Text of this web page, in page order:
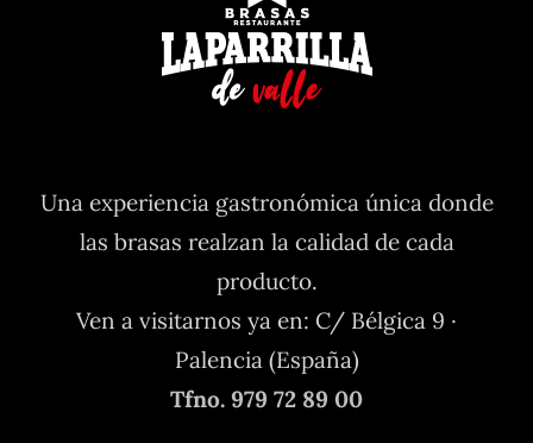
Una experiencia gastronómica única donde
las brasas realzan la calidad de cada
producto.
Ven a visitarnos ya en: C/ Bélgica 9 ·
Palencia (España)
Tfno. 979 72 89 00